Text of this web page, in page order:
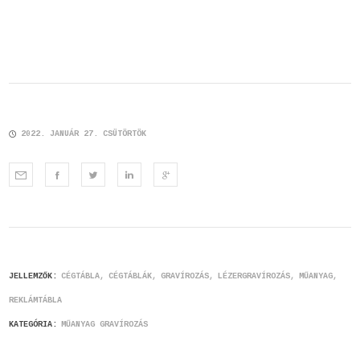
2022. JANUÁR 27. CSÜTÖRTÖK
JELLEMZŐK: CÉGTÁBLA CÉGTÁBLÁK GRAVÍROZÁS LÉZERGRAVÍROZÁS MŰANYAG
REKLÁMTÁBLA
KATEGÓRIA: MŰANYAG GRAVÍROZÁS